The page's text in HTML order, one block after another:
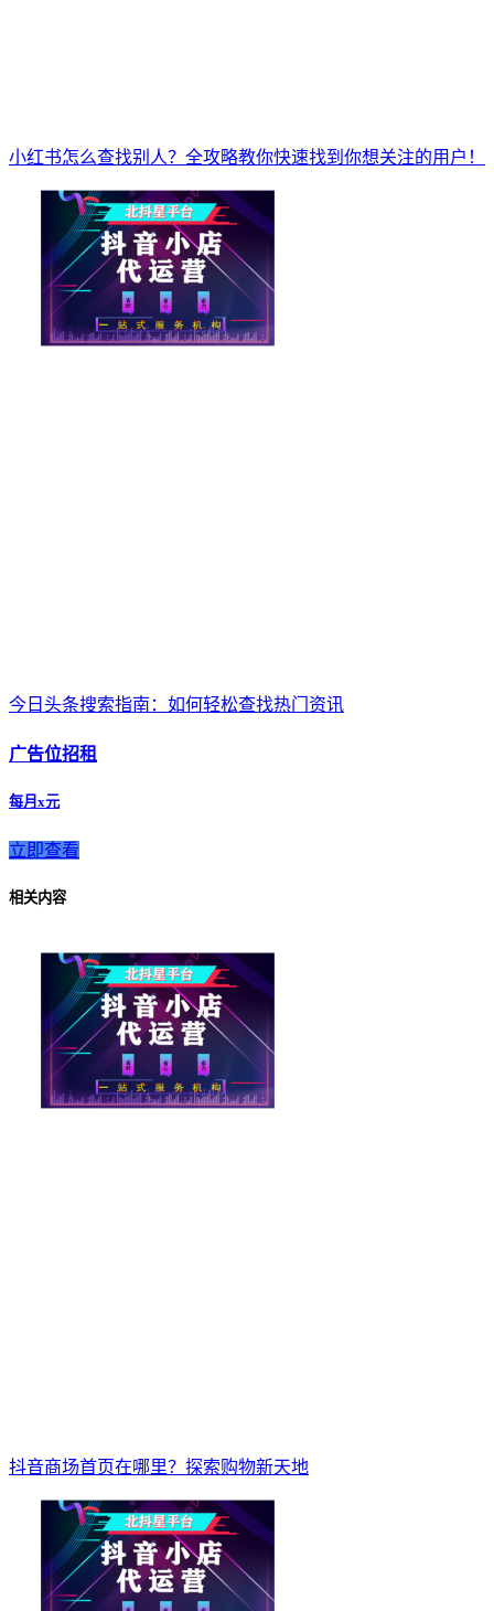
小红书怎么查找别人？全攻略教你快速找到你想关注的用户！
今日头条搜索指南：如何轻松查找热门资讯
广告位招租
每月x元
立即查看
相关内容
抖音商场首页在哪里？探索购物新天地